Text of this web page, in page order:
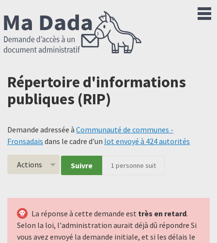
Répertoire d'informations
publiques (RIP)
Demande adressée à Communauté de communes -
Fronsadais dans le cadre d'un lot envoyé à 424 autorités
Actions Suivre 1 personne suit
La réponse à cette demande est très en retard.
Selon la loi, l'administration aurait déjà dû répondre Si
vous avez envoyé la demande initiale, et si les délais le